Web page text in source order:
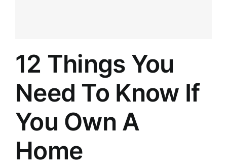
12 Things You
Need To Know If
You Own A
Home